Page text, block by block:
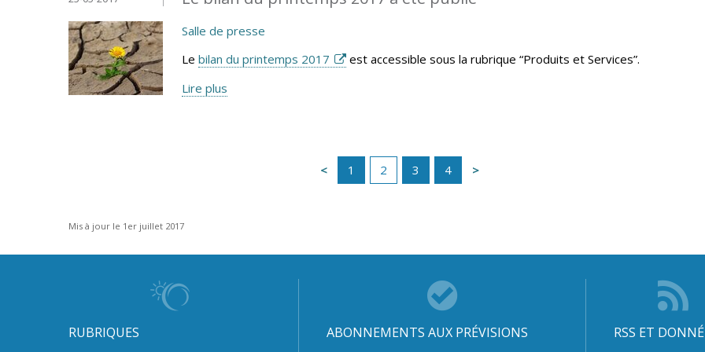
Salle de presse
Le bilan du printemps 2017
est accessible sous la rubrique “Produits et Services”.
Lire plus
1 2 3 4
Mis à jour le 1er juillet 2017
RUBRIQUES ABONNEMENTS AUX PRÉVISIONS RSS ET